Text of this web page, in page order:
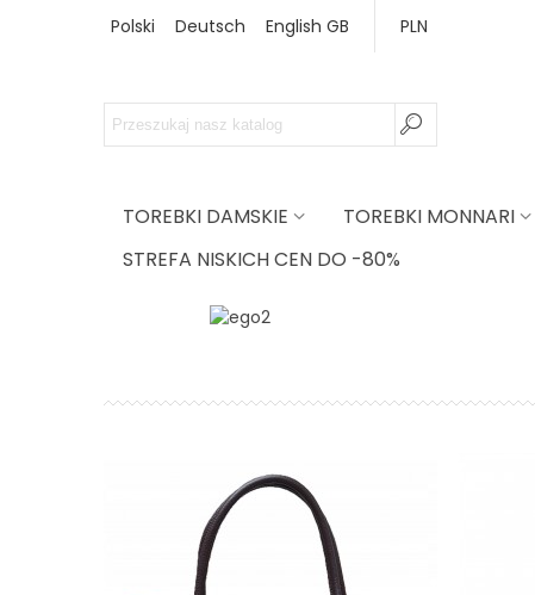
Polski Deutsch English GB PLN
TOREBKI DAMSKIE TOREBKI MONNARI
STREFA NISKICH CEN DO -80%